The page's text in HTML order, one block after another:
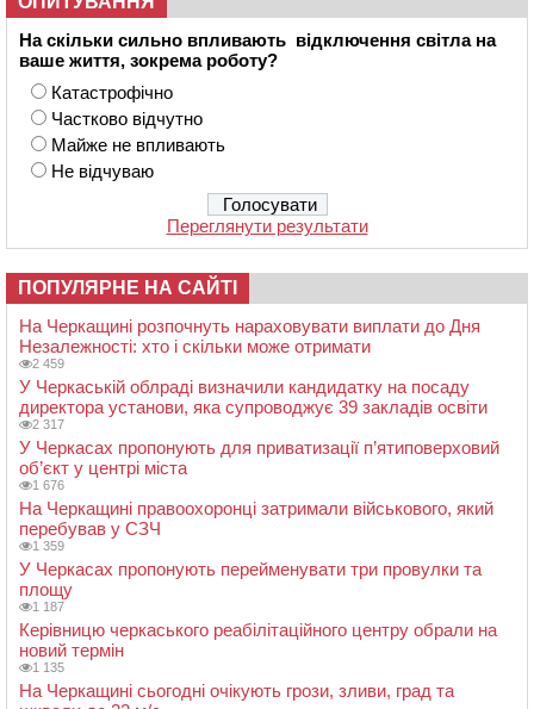
На скільки сильно впливають відключення світла на
ваше життя, зокрема роботу?
Катастрофічно
Частково відчутно
Майже не впливають
Не відчуваю
Переглянути результати
ПОПУЛЯРНЕ НА САЙТІ
На Черкащині розпочнуть нараховувати виплати до Дня
Незалежності: хто і скільки може отримати
2 459
У Черкаській облраді визначили кандидатку на посаду
директора установи, яка супроводжує 39 закладів освіти
2 317
У Черкасах пропонують для приватизації п’ятиповерховий
об’єкт у центрі міста
1 676
На Черкащині правоохоронці затримали військового, який
перебував у СЗЧ
1 359
У Черкасах пропонують перейменувати три провулки та
площу
1 187
Керівницю черкаського реабілітаційного центру обрали на
новий термін
1 135
На Черкащині сьогодні очікують грози, зливи, град та